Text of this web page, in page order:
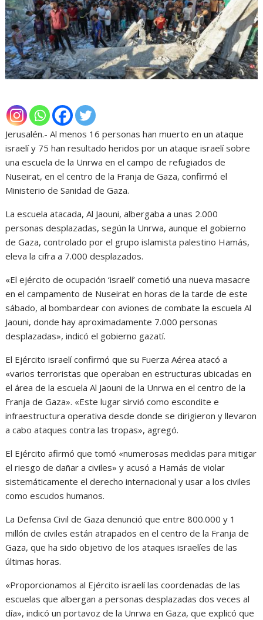
Jerusalén.- Al menos 16 personas han muerto en un ataque
israelí y 75 han resultado heridos por un ataque israelí sobre
una escuela de la Unrwa en el campo de refugiados de
Nuseirat, en el centro de la Franja de Gaza, confirmó el
Ministerio de Sanidad de Gaza.
La escuela atacada, Al Jaouni, albergaba a unas 2.000
personas desplazadas, según la Unrwa, aunque el gobierno
de Gaza, controlado por el grupo islamista palestino Hamás,
eleva la cifra a 7.000 desplazados.
«El ejército de ocupación ‘israelí’ cometió una nueva masacre
en el campamento de Nuseirat en horas de la tarde de este
sábado, al bombardear con aviones de combate la escuela Al
Jaouni, donde hay aproximadamente 7.000 personas
desplazadas», indicó el gobierno gazatí.
El Ejército israelí confirmó que su Fuerza Aérea atacó a
«varios terroristas que operaban en estructuras ubicadas en
el área de la escuela Al Jaouni de la Unrwa en el centro de la
Franja de Gaza». «Este lugar sirvió como escondite e
infraestructura operativa desde donde se dirigieron y llevaron
a cabo ataques contra las tropas», agregó.
El Ejército afirmó que tomó «numerosas medidas para mitigar
el riesgo de dañar a civiles» y acusó a Hamás de violar
sistemáticamente el derecho internacional y usar a los civiles
como escudos humanos.
La Defensa Civil de Gaza denunció que entre 800.000 y 1
millón de civiles están atrapados en el centro de la Franja de
Gaza, que ha sido objetivo de los ataques israelíes de las
últimas horas.
«Proporcionamos al Ejército israelí las coordenadas de las
escuelas que albergan a personas desplazadas dos veces al
día», indicó un portavoz de la Unrwa en Gaza, que explicó que